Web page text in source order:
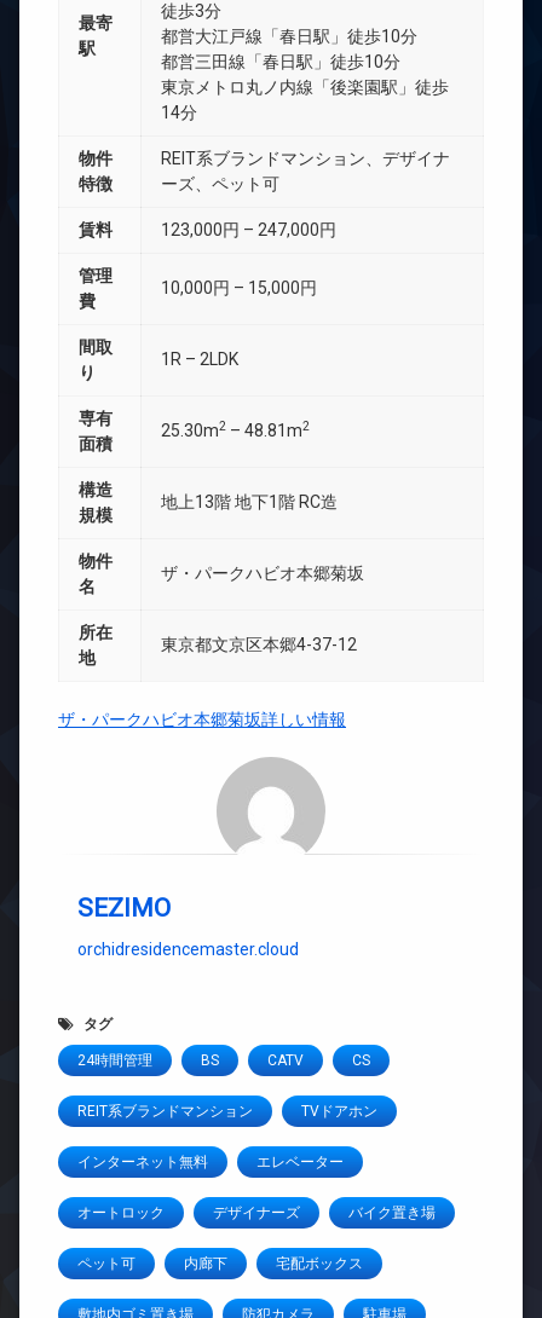
最寄
駅
徒歩3分
都営大江戸線「春日駅」徒歩10分
都営三田線「春日駅」徒歩10分
東京メトロ丸ノ内線「後楽園駅」徒歩
14分
物件
特徴
REIT系ブランドマンション、デザイナ
ーズ、ペット可
賃料 123,000円 – 247,000円
管理
費
10,000円 – 15,000円
間取
り
1R – 2LDK
専有
面積
25.30m2 – 48.81m2
構造
規模
地上13階 地下1階 RC造
物件
名
ザ・パークハビオ本郷菊坂
所在
地
東京都文京区本郷4-37-12
ザ・パークハビオ本郷菊坂詳しい情報
SEZIMO
orchidresidencemaster.cloud
タグ
24時間管理 BS CATV CS
REIT系ブランドマンション TVドアホン
インターネット無料 エレベーター
オートロック デザイナーズ バイク置き場
ペット可 内廊下 宅配ボックス
敷地内ゴミ置き場 防犯カメラ 駐車場